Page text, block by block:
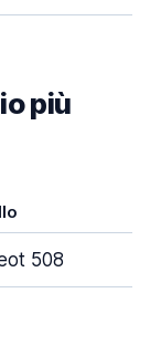
più
508